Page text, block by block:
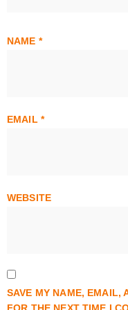
NAME *
EMAIL *
WEBSITE
SAVE MY NAME, EMAIL,